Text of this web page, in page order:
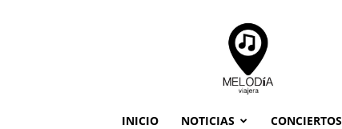
Melodia
Viajera
INICIO NOTICIAS CONCIERTOS